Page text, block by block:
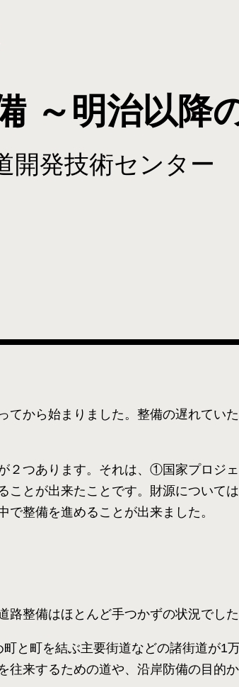
～明治以降
開発技術センター
てから始まりました。整備の遅れてい
２つあります。それは、①国家プロジ
ことが出来たことです。財源について
整備を進めることが出来ました。
整備はほとんど手つかずの状況でした
と町を結ぶ主要街道などの諸街道が1
往来するための道や、沿岸防備の目的